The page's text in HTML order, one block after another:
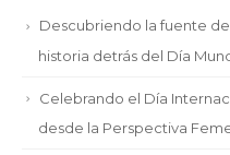
Descubriendo la fuente
historia detrás del Día
Celebrando el Día
desde la Perspectiva